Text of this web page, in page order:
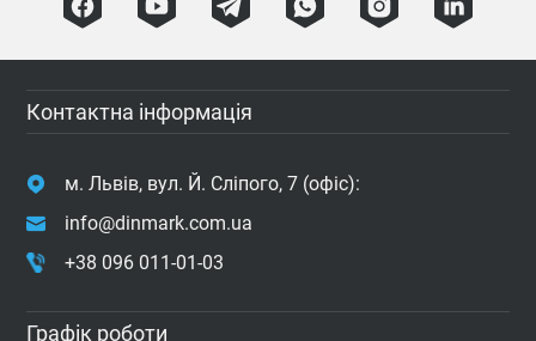
Контактна інформація
м. Львів, вул. Й. Сліпого, 7 (офіс):
info@dinmark.com.ua
+38 096 011-01-03
Графік роботи